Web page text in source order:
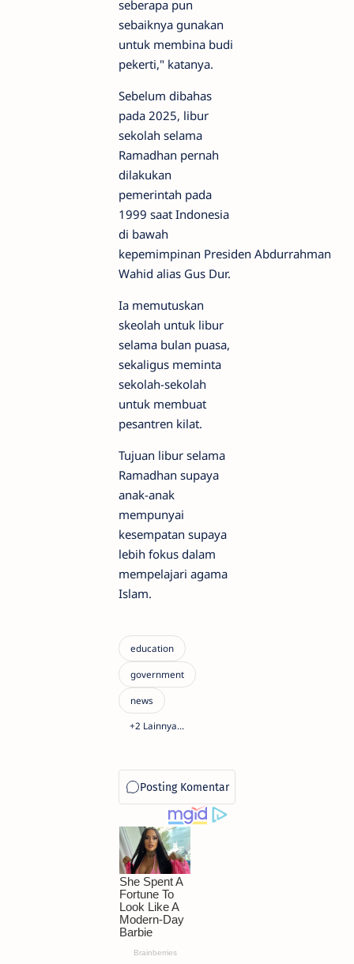
seberapa pun
sebaiknya gunakan
untuk membina budi
pekerti," katanya.
Sebelum dibahas
pada 2025, libur
sekolah selama
Ramadhan pernah
dilakukan
pemerintah pada
1999 saat Indonesia
di bawah
kepemimpinan Presiden Abdurrahman
Wahid alias Gus Dur.
Ia memutuskan
skeolah untuk libur
selama bulan puasa,
sekaligus meminta
sekolah-sekolah
untuk membuat
pesantren kilat.
Tujuan libur selama
Ramadhan supaya
anak-anak
mempunyai
kesempatan supaya
lebih fokus dalam
mempelajari agama
Islam.